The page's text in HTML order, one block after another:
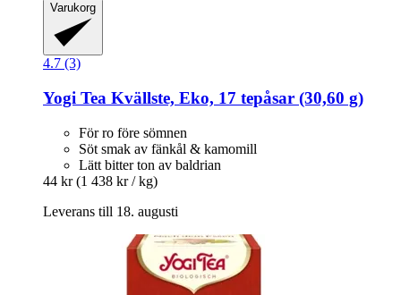
Varukorg
4.7 (3)
Yogi Tea Kvällste, Eko, 17 tepåsar (30,60 g)
För ro före sömnen
Söt smak av fänkål & kamomill
Lätt bitter ton av baldrian
44 kr (1 438 kr / kg)
Leverans till 18. augusti